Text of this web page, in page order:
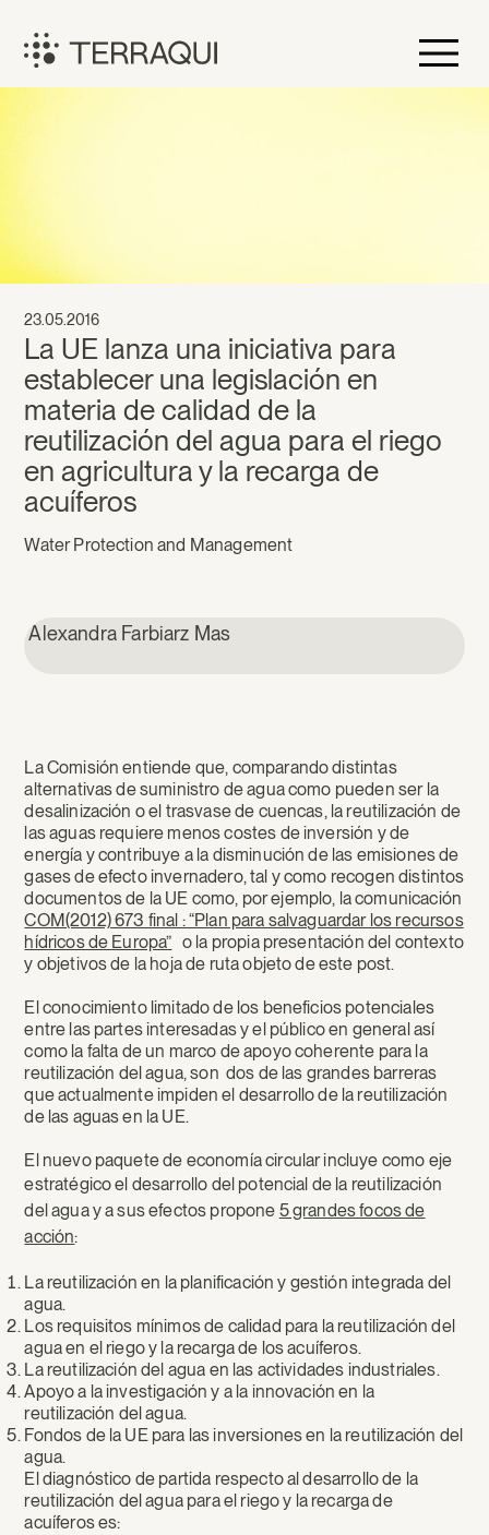
content
Terraqui
La UE lanza una iniciativa para
establecer una legislación en
materia de calidad de la
reutilización del agua para el riego
en agricultura y la recarga de
acuíferos
23.05.2016
Water Protection and Management
La Comisión entiende que, comparando distintas
alternativas de suministro de agua como pueden ser la
desalinización o el trasvase de cuencas, la reutilización de
las aguas requiere menos costes de inversión y de
energía y contribuye a la disminución de las emisiones de
gases de efecto invernadero, tal y como recogen distintos
documentos de la UE como, por ejemplo, la comunicación
COM(2012) 673 final : “Plan para salvaguardar los recursos
hídricos de Europa” o la propia presentación del contexto
y objetivos de la hoja de ruta objeto de este post.
El conocimiento limitado de los beneficios potenciales
entre las partes interesadas y el público en general así
como la falta de un marco de apoyo coherente para la
reutilización del agua, son dos de las grandes barreras
que actualmente impiden el desarrollo de la reutilización
de las aguas en la UE.
El nuevo paquete de economía circular incluye como eje
estratégico el desarrollo del potencial de la reutilización
del agua y a sus efectos propone 5 grandes focos de
acción:
La reutilización en la planificación y gestión integrada del
agua.
Los requisitos mínimos de calidad para la reutilización del
agua en el riego y la recarga de los acuíferos.
La reutilización del agua en las actividades industriales.
Apoyo a la investigación y a la innovación en la
reutilización del agua.
Fondos de la UE para las inversiones en la reutilización del
agua.
El diagnóstico de partida respecto al desarrollo de la
reutilización del agua para el riego y la recarga de
acuíferos es:
Alexandra Farbiarz Mas